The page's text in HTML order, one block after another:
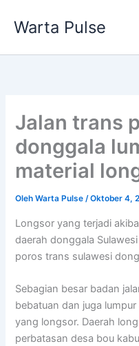
Warta Pulse
Jalan trans
donggala
material
OlehWarta Pulse/Oktober 4,
Longsor yang terjadi
daerah donggala
poros trans sulawesi
Sebagian besar badan
bebatuan dan juga
yang longsor. Daerah
perbatasan desa bou